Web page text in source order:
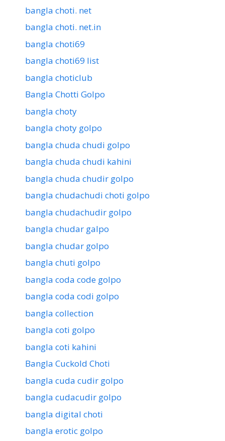
bangla choti. net
bangla choti. net.in
bangla choti69
bangla choti69 list
bangla choticlub
Bangla Chotti Golpo
bangla choty
bangla choty golpo
bangla chuda chudi golpo
bangla chuda chudi kahini
bangla chuda chudir golpo
bangla chudachudi choti golpo
bangla chudachudir golpo
bangla chudar galpo
bangla chudar golpo
bangla chuti golpo
bangla coda code golpo
bangla coda codi golpo
bangla collection
bangla coti golpo
bangla coti kahini
Bangla Cuckold Choti
bangla cuda cudir golpo
bangla cudacudir golpo
bangla digital choti
bangla erotic golpo